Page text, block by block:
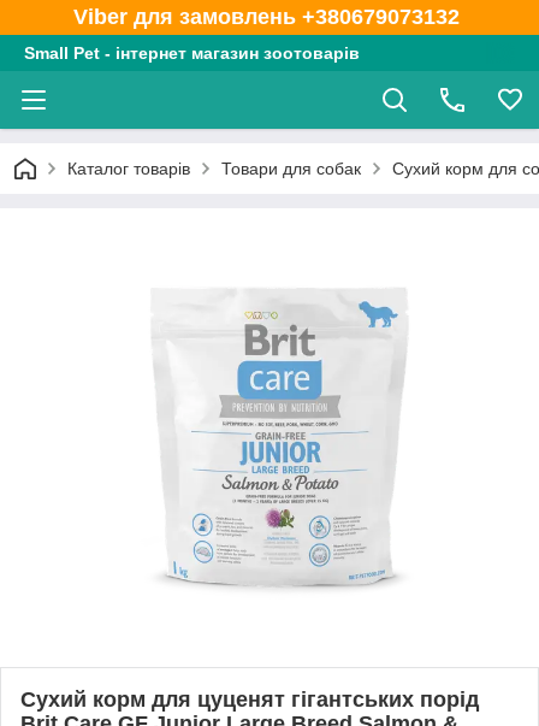
Viber для замовлень +380679073132
Small Pet - інтернет магазин зоотоварів
Каталог товарів Товари для собак Сухий корм для
Сухий корм для цуценят гігантських порід